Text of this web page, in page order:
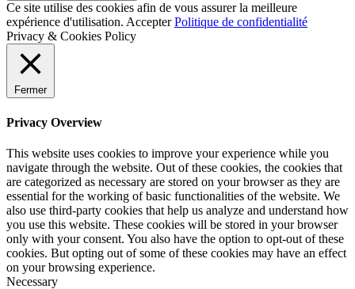
Ce site utilise des cookies afin de vous assurer la meilleure
expérience d'utilisation. Accepter Politique de confidentialité
Privacy & Cookies Policy
Fermer
Privacy Overview
This website uses cookies to improve your experience while you
navigate through the website. Out of these cookies, the cookies that
are categorized as necessary are stored on your browser as they are
essential for the working of basic functionalities of the website. We
also use third-party cookies that help us analyze and understand how
you use this website. These cookies will be stored in your browser
only with your consent. You also have the option to opt-out of these
cookies. But opting out of some of these cookies may have an effect
on your browsing experience.
Necessary